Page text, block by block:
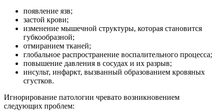
появление язв;
застой крови;
изменение мышечной структуры, которая становится
губкообразной;
отмиранием тканей;
глобальное распространение воспалительного процесса;
повышение давления в сосудах и их разрыв;
инсульт, инфаркт, вызванный образованием кровяных
сгустков.
Игнорирование патологии чревато возникновением
следующих проблем: